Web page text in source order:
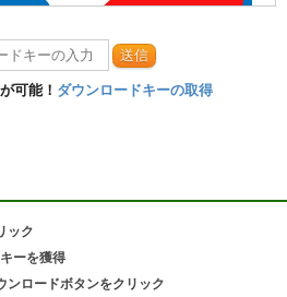
送信
可能！ ダウンロードキーの取得
ック
ーを獲得
ンロードボタンをクリック